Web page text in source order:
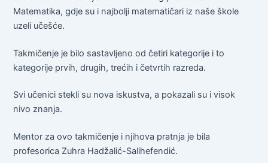
Matematika, gdje su i najbolji matematičari iz naše škole
uzeli učešće.
Takmičenje je bilo sastavljeno od četiri kategorije i to
kategorije prvih, drugih, trećih i četvrtih razreda.
Svi učenici stekli su nova iskustva, a pokazali su i visok
nivo znanja.
Mentor za ovo takmičenje i njihova pratnja je bila
profesorica Zuhra Hadžalić-Salihefendić.